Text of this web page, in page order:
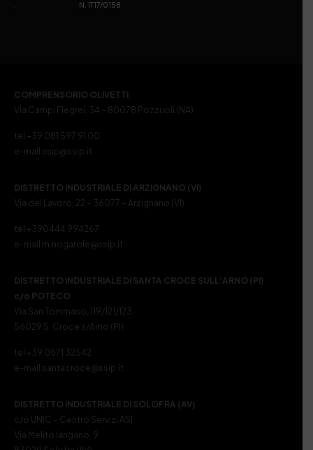
. N. IT17/0158
COMPRENSORIO OLIVETTI
Via Campi Flegrei, 34 – 80078 Pozzuoli (NA)
tel +39 081 597 91 00
e-mail ssip@ssip.it
DISTRETTO INDUSTRIALE DI ARZIGNANO (VI)
Via del Lavoro, 22 – 36077 – Arzignano (VI)
tel +390444 994267
e-mail m.nogarole@ssip.it
DISTRETTO INDUSTRIALE DI SANTA CROCE SULL’ARNO (PI)
c/o POTECO
Via San Tommaso, 119/121/123
56029 S. Croce s/Arno (PI)
tel +39 0571 32542
e-mail santacroce@ssip.it
DISTRETTO INDUSTRIALE DI SOLOFRA (AV)
c/o UNIC – Centro Servizi ASI
Via Melito Iangano, 9